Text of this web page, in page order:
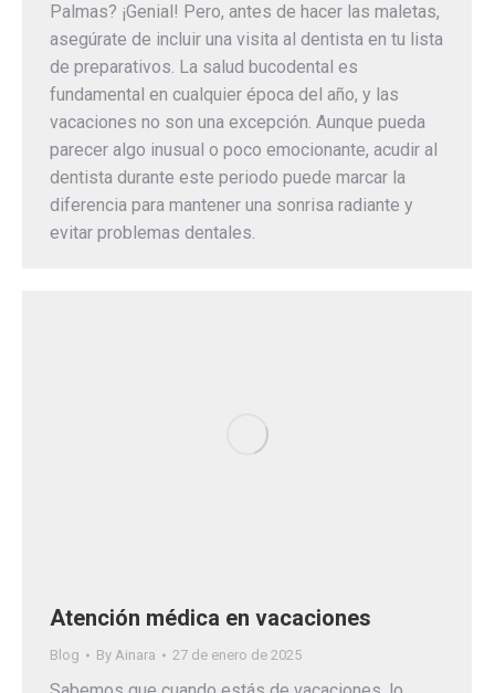
Palmas? ¡Genial! Pero, antes de hacer las maletas,
asegúrate de incluir una visita al dentista en tu lista
de preparativos. La salud bucodental es
fundamental en cualquier época del año, y las
vacaciones no son una excepción. Aunque pueda
parecer algo inusual o poco emocionante, acudir al
dentista durante este periodo puede marcar la
diferencia para mantener una sonrisa radiante y
evitar problemas dentales.
Atención médica en vacaciones
Blog By Ainara 27 de enero de 2025